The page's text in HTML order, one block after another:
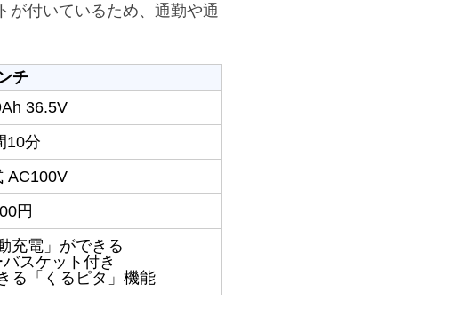
が付いているため、通勤や通
チ
36.5V
10分
AC100V
円
充電」ができる
スケット付き
る「くるピタ」機能